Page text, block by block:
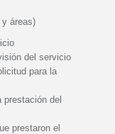
y áreas)
del servicio
para la
del
prestaron el